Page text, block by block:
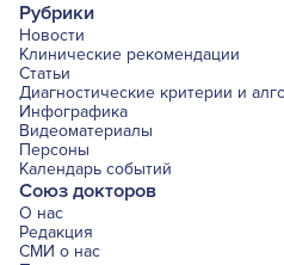
Рубрики
Новости
Клинические рекомендации
Статьи
Диагностические критерии и
Инфографика
Видеоматериалы
Персоны
Календарь событий
Союз докторов
О нас
Редакция
СМИ о нас